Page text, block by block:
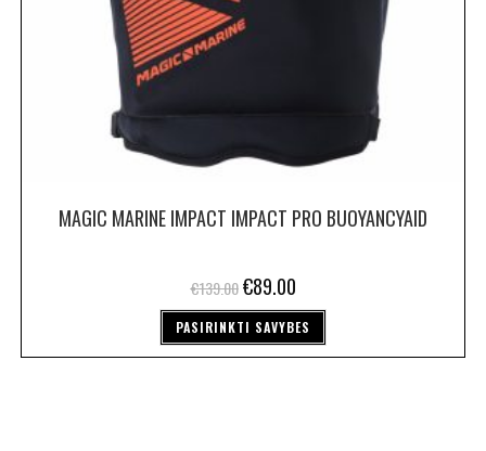
MAGIC MARINE IMPACT IMPACT PRO BUOYANCYAID
€139.00 €89.00
PASIRINKTI SAVYBES